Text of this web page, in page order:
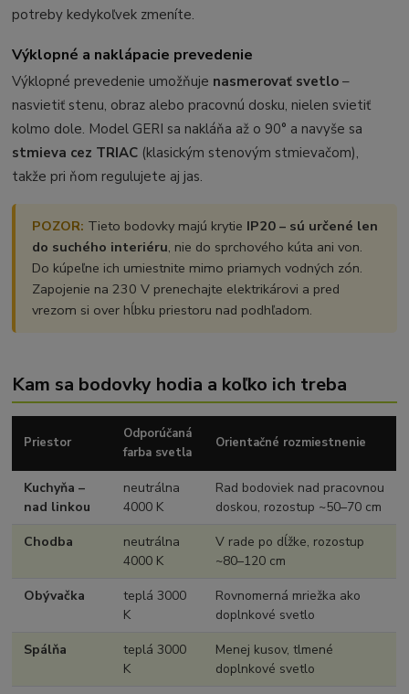
potreby kedykoľvek zmeníte.
Výklopné a naklápacie prevedenie
Výklopné prevedenie umožňuje nasmerovať svetlo –
nasvietiť stenu, obraz alebo pracovnú dosku, nielen svietiť
kolmo dole. Model GERI sa nakláňa až o 90° a navyše sa
stmieva cez TRIAC (klasickým stenovým stmievačom),
takže pri ňom regulujete aj jas.
POZOR: Tieto bodovky majú krytie IP20 – sú určené len
do suchého interiéru, nie do sprchového kúta ani von.
Do kúpeľne ich umiestnite mimo priamych vodných zón.
Zapojenie na 230 V prenechajte elektrikárovi a pred
vrezom si over hĺbku priestoru nad podhľadom.
Kam sa bodovky hodia a koľko ich treba
Priestor
Odporúčaná
farba svetla
Orientačné rozmiestnenie
Kuchyňa –
nad linkou
neutrálna
4000 K
Rad bodoviek nad pracovnou
doskou, rozostup ~50–70 cm
Chodba
neutrálna
4000 K
V rade po dĺžke, rozostup
~80–120 cm
Obývačka
teplá 3000
K
Rovnomerná mriežka ako
doplnkové svetlo
Spálňa
teplá 3000
K
Menej kusov, tlmené
doplnkové svetlo